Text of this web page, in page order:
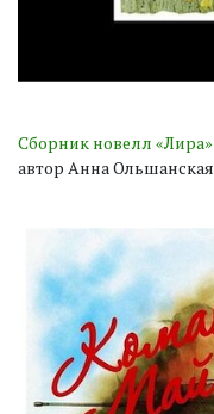
Сборник новелл «Лира»
автор Анна Ольшанская